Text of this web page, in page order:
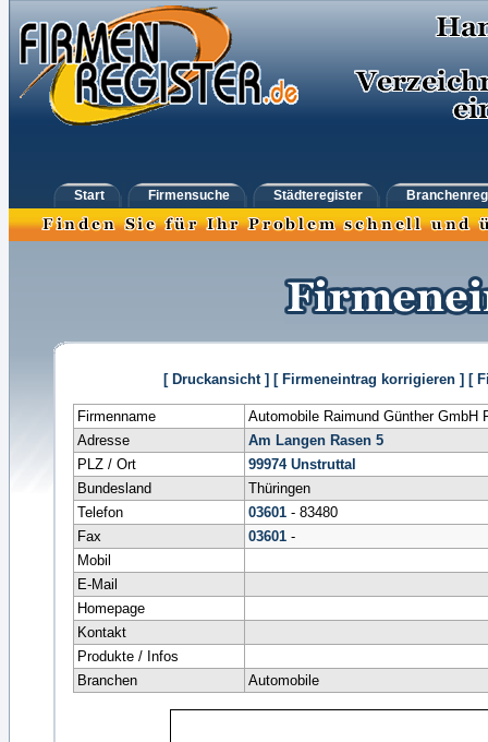
Start Firmensuche Städteregister
[ Druckansicht ] [ Firmeneintrag korrigieren ] [
Firmenname
Automobile Raimund Günther GmbH
Adresse
Am Langen Rasen 5
PLZ / Ort
99974 Unstruttal
Bundesland
Thüringen
Telefon
03601- 83480
Fax
03601-
Mobil
E-Mail
Homepage
Kontakt
Produkte / Infos
Branchen
Automobile